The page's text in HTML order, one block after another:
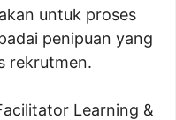
untuk proses
penipuan yang
rekrutmen.
Learning &